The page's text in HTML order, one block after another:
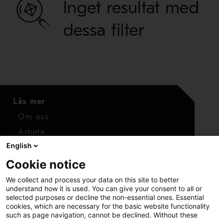
INDUSTRI
Inget resultat med
dessa filter
Läs mer
Om oss
Arbete
Media
Kontaktuppgifter
Kontakt
English
Cookie notice
We collect and process your data on this site to better
understand how it is used. You can give your consent to all or
selected purposes or decline the non-essential ones. Essential
cookies, which are necessary for the basic website functionality
such as page navigation, cannot be declined. Without these